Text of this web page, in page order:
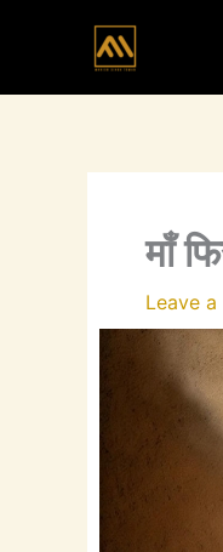
माँ
Leave